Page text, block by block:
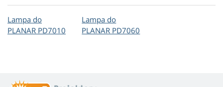
Lampa do
PLANAR PD7010
Lampa do
PLANAR PD7060